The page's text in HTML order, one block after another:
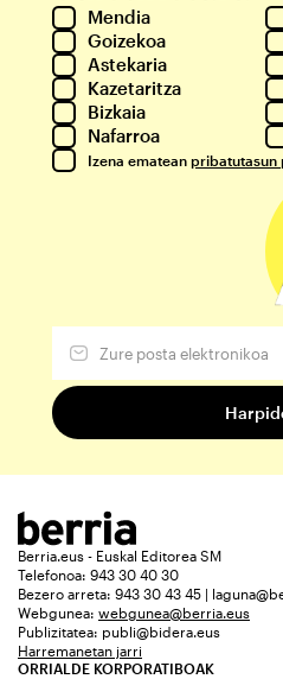
Mendia
Goizekoa
Astekaria
Kazetaritza
Bizkaia
Nafarroa
Izena ematean pribatutasun
Berria.eus - Euskal Editorea SM
Telefonoa: 943 30 40 30
Bezero arreta: 943 30 43 45 |
Webgunea: webgunea@berria.eus
Publizitatea: publi@bidera.eus
Harremanetan jarri
ORRIALDE KORPORATIBOAK